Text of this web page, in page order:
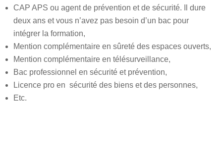
CAP APS ou agent de prévention et de sécurité. Il dure
deux ans et vous n’avez pas besoin d’un bac pour
intégrer la formation,
Mention complémentaire en sûreté des espaces ouverts,
Mention complémentaire en télésurveillance,
Bac professionnel en sécurité et prévention,
Licence pro en sécurité des biens et des personnes,
Etc.